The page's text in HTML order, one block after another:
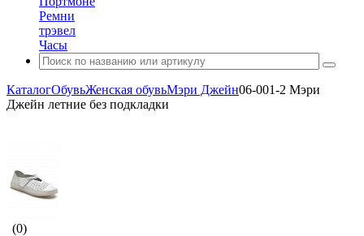
Ремни
трэвел
Часы
КаталогОбувьЖенская обувьМэри Джейн06-001-2 Мэри
Джейн летние без подкладки
(0)